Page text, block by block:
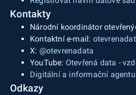
Kontakty
Národní koordinátor
Kontaktní e-mail:
X: @otevrenadata
YouTube: Otevřená data -
Digitální a informační
Odkazy